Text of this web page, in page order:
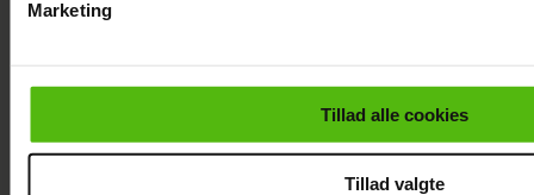
cookiepolitik.
Marketing
Tillad alle cookies
Tillad valgte
Efter lang pause: Nu bryder Jackie Navarro